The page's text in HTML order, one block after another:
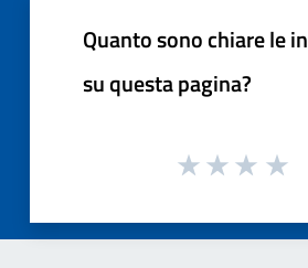
Quanto sono chiare le
su questa pagina?